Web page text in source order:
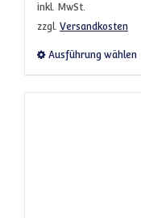
inkl. MwSt.
zzgl. Versandkosten
Ausführung wählen